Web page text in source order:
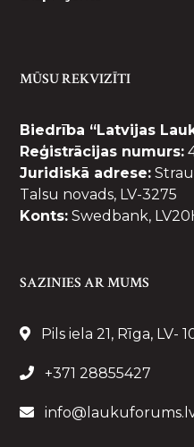
MŪSU REKVIZĪTI
Biedrība “Latvijas
Reģistrācijas numurs:
Juridiskā adrese:
Talsu novads, LV-3275
Konts: Swedbank,
SAZINIES AR MUMS
Pils iela 21, Rīga, LV-
+371 28855427